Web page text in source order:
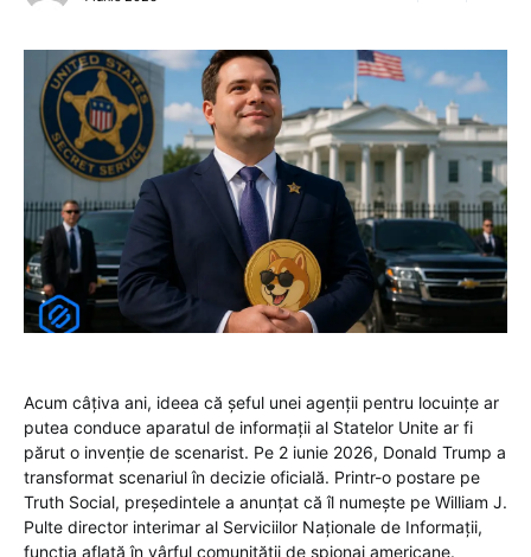
Acum câțiva ani, ideea că șeful unei agenții pentru locuințe ar
putea conduce aparatul de informații al Statelor Unite ar fi
părut o invenție de scenarist. Pe 2 iunie 2026, Donald Trump a
transformat scenariul în decizie oficială. Printr-o postare pe
Truth Social, președintele a anunțat că îl numește pe William J.
Pulte director interimar al Serviciilor Naționale de Informații,
funcția aflată în vârful comunității de spionaj americane.